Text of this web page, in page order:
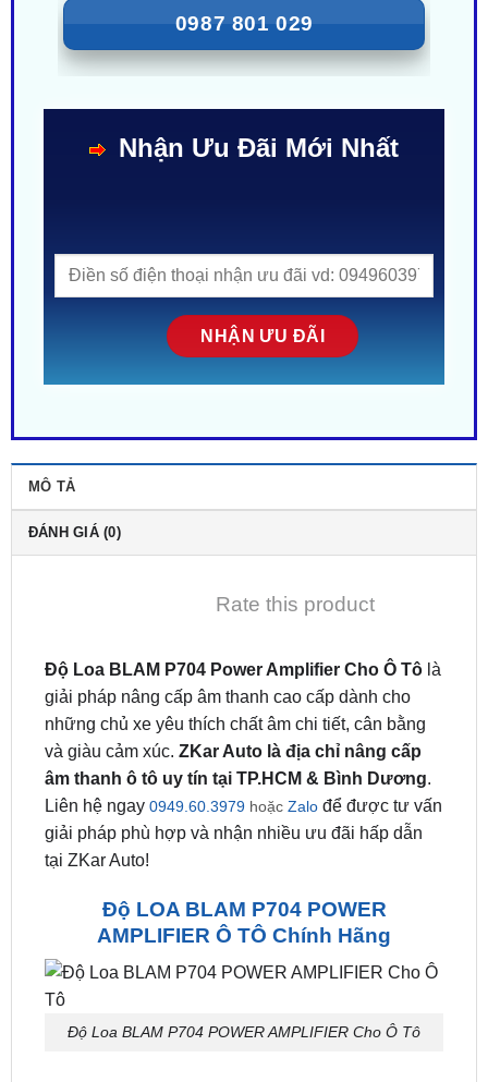
0987 801 029
Nhận Ưu Đãi Mới Nhất
MÔ TẢ
ĐÁNH GIÁ (0)
Rate this product
Độ Loa BLAM P704 Power Amplifier Cho Ô Tô là
giải pháp nâng cấp âm thanh cao cấp dành cho
những chủ xe yêu thích chất âm chi tiết, cân bằng
và giàu cảm xúc. ZKar Auto là địa chỉ nâng cấp
âm thanh ô tô uy tín tại TP.HCM & Bình Dương.
Liên hệ ngay 0949.60.3979hoặc Zalođể được tư vấn
giải pháp phù hợp và nhận nhiều ưu đãi hấp dẫn
tại ZKar Auto!
Độ LOA BLAM P704 POWER
AMPLIFIER Ô TÔ Chính Hãng
Độ Loa BLAM P704 POWER AMPLIFIER Cho Ô Tô